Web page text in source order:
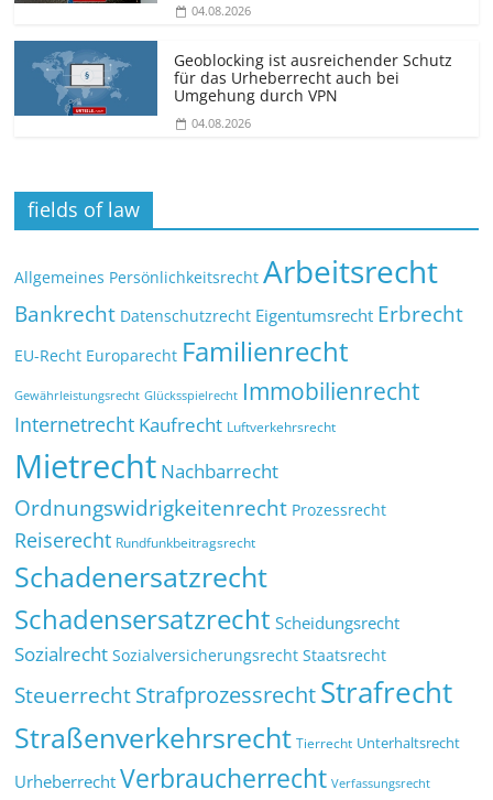
04.08.2026
Geoblocking ist ausreichender Schutz
für das Urheberrecht auch bei
Umgehung durch VPN
04.08.2026
fields of law
Allgemeines Persönlichkeitsrecht Arbeitsrecht
Bankrecht Datenschutzrecht Eigentumsrecht Erbrecht
EU-Recht Europarecht Familienrecht
Gewährleistungsrecht Glücksspielrecht Immobilienrecht
Internetrecht Kaufrecht Luftverkehrsrecht
Mietrecht Nachbarrecht
Ordnungswidrigkeitenrecht Prozessrecht
Reiserecht Rundfunkbeitragsrecht
Schadenersatzrecht
Schadensersatzrecht Scheidungsrecht
Sozialrecht Sozialversicherungsrecht Staatsrecht
SteuerrechtStrafprozessrechtStrafrecht
Straßenverkehrsrecht Tierrecht Unterhaltsrecht
Urheberrecht Verbraucherrecht Verfassungsrecht